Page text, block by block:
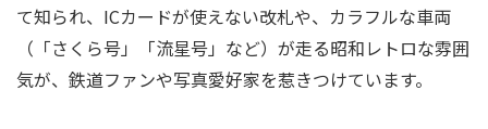
て知られ、ICカードが使えない改札や、カラフルな車両
（「さくら号」「流星号」など）が走る昭和レトロな雰囲
気が、鉄道ファンや写真愛好家を惹きつけています。